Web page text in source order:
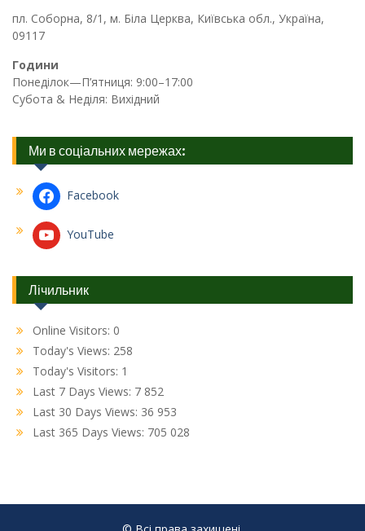
пл. Соборна, 8/1, м. Біла Церква, Київська обл., Україна,
09117
Години
Понеділок—П’ятниця: 9:00–17:00
Субота & Неділя: Вихідний
Ми в соціальних мережах:
Facebook
YouTube
Лічильник
Online Visitors: 0
Today's Views: 258
Today's Visitors: 1
Last 7 Days Views: 7 852
Last 30 Days Views: 36 953
Last 365 Days Views: 705 028